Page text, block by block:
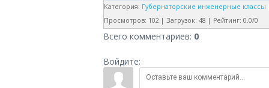
Категория: Губернаторские инженерные классы
Просмотров: 102 | Загрузок: 48 | Рейтинг: 0.0/0
Всего комментариев: 0
Войдите: